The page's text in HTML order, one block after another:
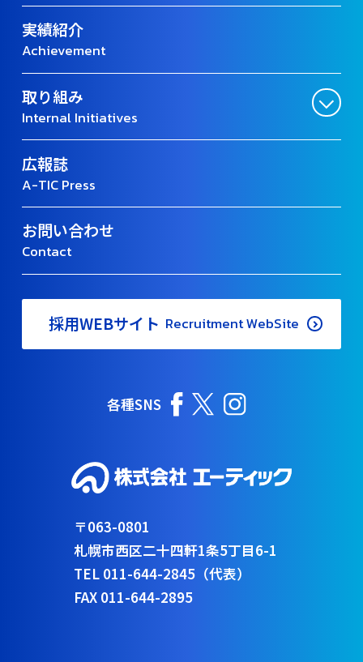
実績紹介
Achievement
取り組み
Internal Initiatives
広報誌
A-TIC Press
お問い合わせ
Contact
採用WEBサイト Recruitment WebSite
各種SNS
〒063-0801
札幌市西区二十四軒1条5丁目6-1
TEL 011-644-2845（代表）
FAX 011-644-2895